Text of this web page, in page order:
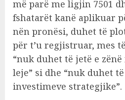
më parë me ligjin 7501
fshatarët kanë aplikuar
nën pronësi, duhet të
për t’u regjistruar, mes
“nuk duhet të jetë e
leje” si dhe “nuk duhet
investimeve strategjike”.